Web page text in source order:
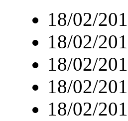
18/02/
18/02/
18/02/
18/02/
18/02/